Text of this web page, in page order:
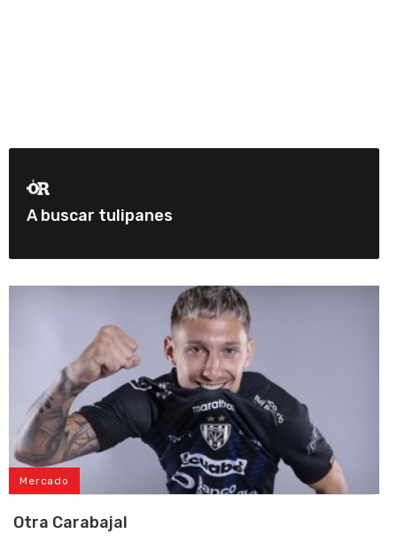
A buscar tulipanes
Mercado
Otra Carabajal